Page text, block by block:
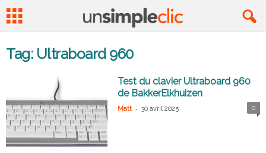
Tag: Ultraboard 960
Test du clavier Ultraboard 960
de BakkerElkhuizen
Matt - 30 avril 2025 0